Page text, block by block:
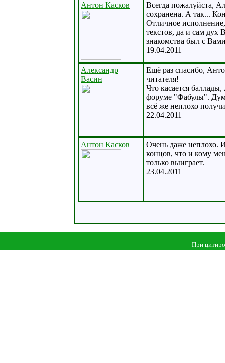
Антон Касков
Всегда пожалуйста,
сохранена. А так...
Отличное
текстов, да и сам дух
знакомства был с
19.04.2011
Александр
Васин
Ещё раз спасибо,
читателя!
Что касается
форуме "Фабулы".
всё же неплохо
22.04.2011
Антон Касков
Очень даже неплохо.
концов, что и кому
только выиграет.
23.04.2011
При